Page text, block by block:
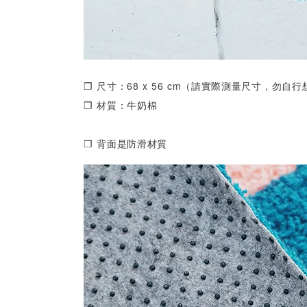
❒ 尺寸：68 x 56 cm（請實際測量尺寸，勿自行
❒ 材質：牛奶棉
❒ 背面是防滑材質